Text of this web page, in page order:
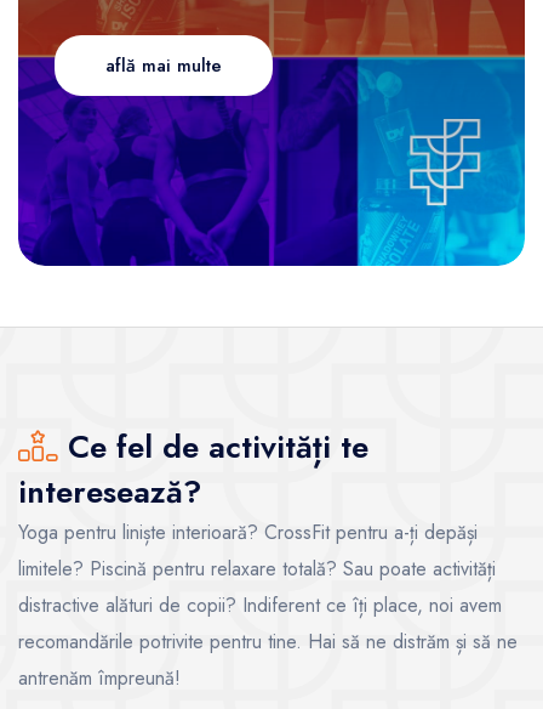
află mai multe
Ce fel de activități te
interesează?
Yoga pentru liniște interioară? CrossFit pentru a-ți depăși
limitele? Piscină pentru relaxare totală? Sau poate activități
distractive alături de copii? Indiferent ce îți place, noi avem
recomandările potrivite pentru tine. Hai să ne distrăm și să ne
antrenăm împreună!